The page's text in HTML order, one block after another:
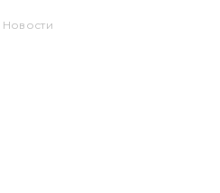
Новости